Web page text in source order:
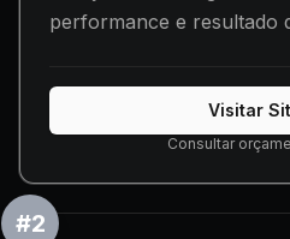
performance e resultado
Visitar
Consultar
#2